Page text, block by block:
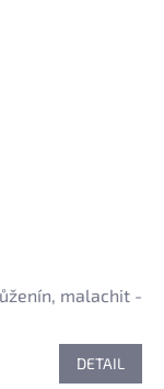
malachit -
DETAIL